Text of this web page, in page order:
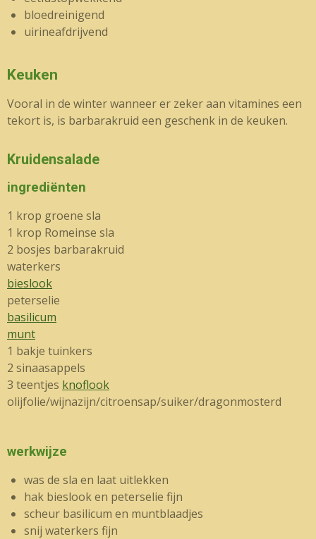
bloedreinigend
uirineafdrijvend
Keuken
Vooral in de winter wanneer er zeker aan vitamines een
tekort is, is barbarakruid een geschenk in de keuken.
Kruidensalade
ingrediënten
1 krop groene sla
1 krop Romeinse sla
2 bosjes barbarakruid
waterkers
bieslook
peterselie
basilicum
munt
1 bakje tuinkers
2 sinaasappels
3 teentjes knoflook
olijfolie/wijnazijn/citroensap/suiker/dragonmosterd
werkwijze
was de sla en laat uitlekken
hak bieslook en peterselie fijn
scheur basilicum en muntblaadjes
snij waterkers fijn